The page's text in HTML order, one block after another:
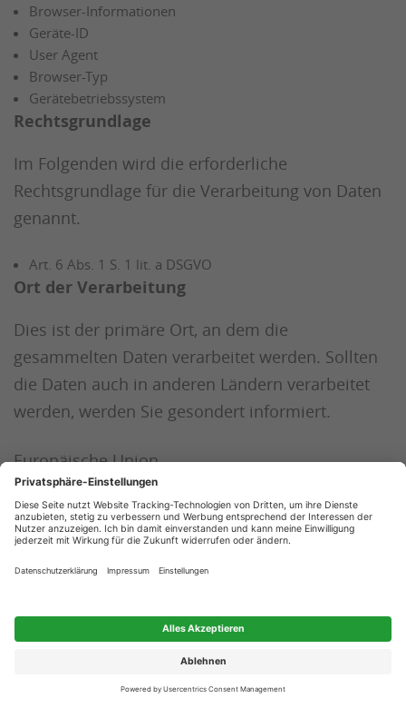
Browser-Informationen
Geräte-ID
User Agent
Browser-Typ
Gerätebetriebssystem
Rechtsgrundlage
Im Folgenden wird die erforderliche
Rechtsgrundlage für die Verarbeitung von Daten
genannt.
Art. 6 Abs. 1 S. 1 lit. a DSGVO
Ort der Verarbeitung
Dies ist der primäre Ort, an dem die
gesammelten Daten verarbeitet werden. Sollten
die Daten auch in anderen Ländern verarbeitet
werden, werden Sie gesondert informiert.
Europäische Union
Aufbewahrungsdauer
Die Aufbewahrungsfrist ist die Zeitspanne, in der
die gesammelten Daten für die Verarbeitung
werden, sobald sie für die angegebenen
Verarbeitungszwecke nicht mehr benötigt